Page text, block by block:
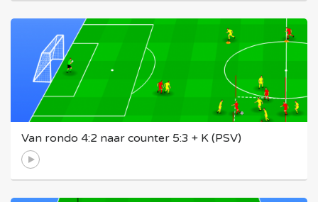
Van rondo 4:2 naar counter 5:3 + K (PSV)